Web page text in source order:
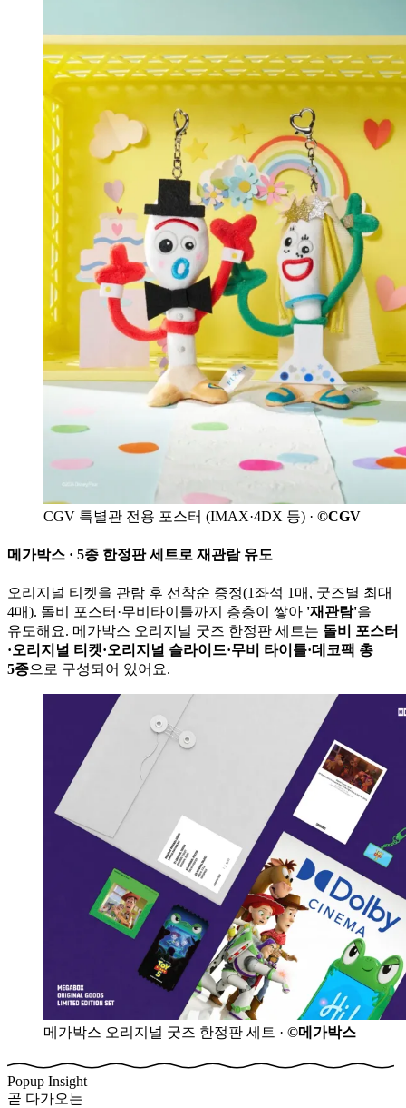
CGV 특별관 전용 포스터 (IMAX·4DX 등) · ©CGV
메가박스 · 5종 한정판 세트로 재관람 유도
오리지널 티켓을 관람 후 선착순 증정(1좌석 1매, 굿즈별 최대
4매). 돌비 포스터·무비타이틀까지 층층이 쌓아 '재관람'을
유도해요. 메가박스 오리지널 굿즈 한정판 세트는 돌비 포스터
·오리지널 티켓·오리지널 슬라이드·무비 타이틀·데코팩 총
5종으로 구성되어 있어요.
메가박스 오리지널 굿즈 한정판 세트 · ©메가박스
Popup Insight
곧 다가오는